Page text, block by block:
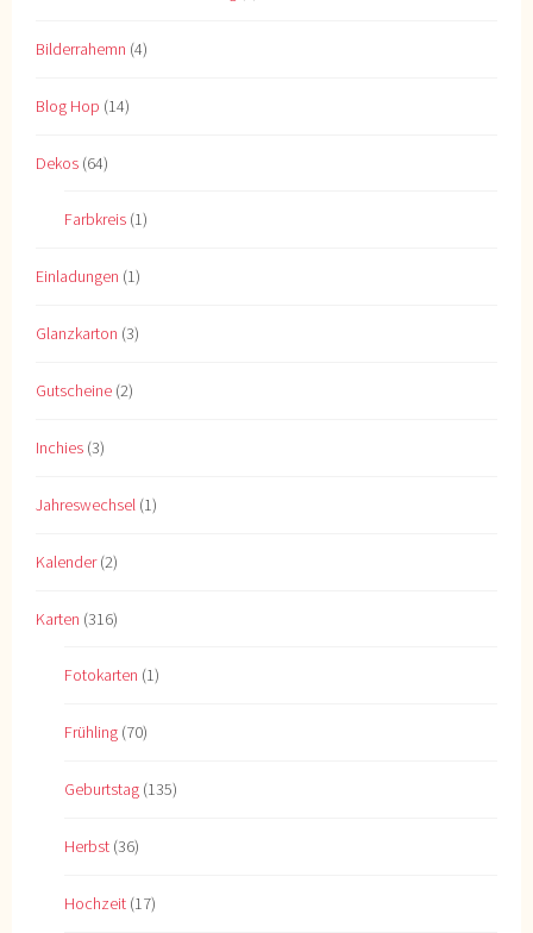
Bilderrahemn (4)
Blog Hop (14)
Dekos (64)
Farbkreis (1)
Einladungen (1)
Glanzkarton (3)
Gutscheine (2)
Inchies (3)
Jahreswechsel (1)
Kalender(2)
Karten (316)
Fotokarten (1)
Frühling (70)
Geburtstag (135)
Herbst (36)
Hochzeit (17)